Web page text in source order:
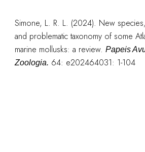
Simone, L. R. L. (2024). New
and problematic taxonomy of some
marine mollusks: a review. Papeis
Zoologia. 64: e202464031: 1-104